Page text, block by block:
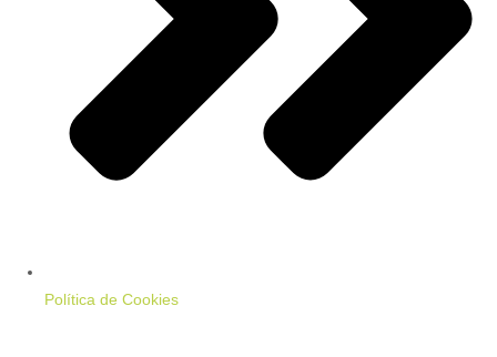
Política de Cookies